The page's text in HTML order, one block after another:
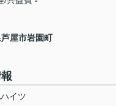
芦屋市岩園町
イツ